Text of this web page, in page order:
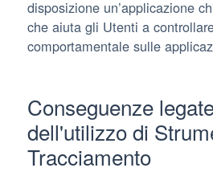
disposizione un’applicazione
che aiuta gli Utenti a
comportamentale sulle
Conseguenze
dell'utilizzo di
Tracciamento